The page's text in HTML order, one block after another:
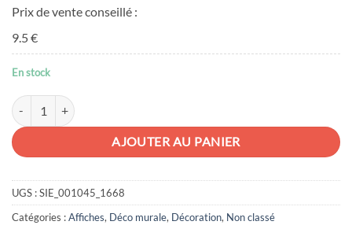
Prix de vente conseillé :
9.5 €
En stock
quantité de Affiche mini trophée Panda
AJOUTER AU PANIER
UGS :SIE_001045_1668
Catégories :Affiches, Déco murale, Décoration, Non classé